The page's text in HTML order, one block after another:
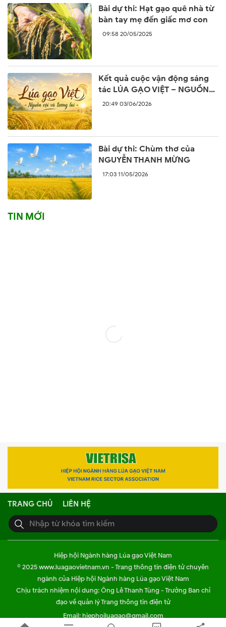
Bài dự thi: Hạt gạo quê nhà từ
bàn tay mẹ đến giấc mơ con
09:58 20/05/2025
Kết quả cuộc vận động sáng
tác LÚA GẠO VIỆT – NGUỒN
CỘI VÀ TƯƠNG LAI
20:49 03/06/2026
Bài dự thi: Chùm thơ của
NGUYỄN THANH MỪNG
17:03 11/05/2026
TIN MỚI
TRANG CHỦ LIÊN HỆ
Hiệp hội Ngành hàng Lúa gạo Việt Nam
© 2025 www.luagaovietnam.vn - Trang thông tin điện tử chuyên
ngành của Hiệp hội Ngành hàng Lúa gạo Việt Nam
Chịu trách nhiệm nội dung: Ông Lê Thanh Tùng - Trưởng Ban chỉ
đạo về quản lý Trang thông tin điện tử
Email: hiephoiluagao@gmail.com